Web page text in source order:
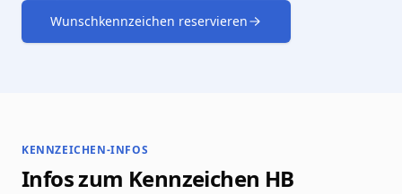
Wunschkennzeichen reservieren
KENNZEICHEN-INFOS
Infos zum Kennzeichen HB